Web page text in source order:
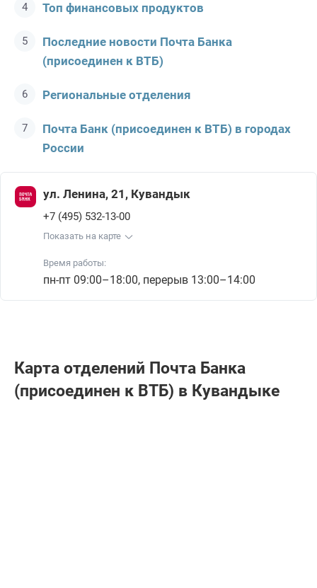
Топ финансовых продуктов
Последние новости Почта Банкa
(присоединен к ВТБ)
Региональные отделения
Почта Банк (присоединен к ВТБ) в городах
России
ул. Ленина, 21, Кувандык
+7 (495) 532-13-00
Показать на карте
Время работы:
пн-пт 09:00–18:00, перерыв 13:00–14:00
Карта отделений Почта Банкa
(присоединен к ВТБ) в Кувандыке